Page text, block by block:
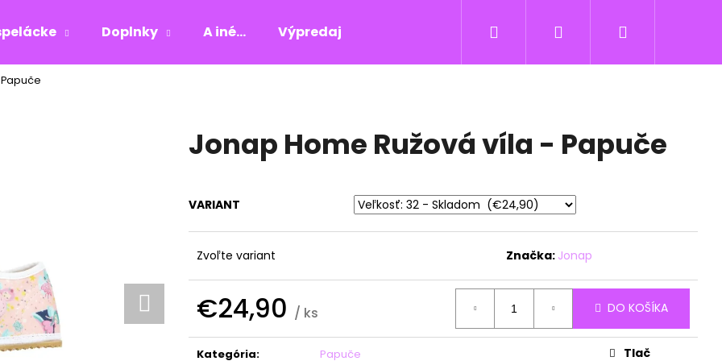
Doplnky A iné... Výpredaj Hľadať Prihlásenie
Jonap Home Ružová víla - Papuče
VARIANT
Zvoľte variant Značka: Jonap
€24,90 / ks
cena:
DO KOŠÍKA
Kategória:
Papuče
Tlač
Čo potrebujete nájsť?
HĽADAŤ